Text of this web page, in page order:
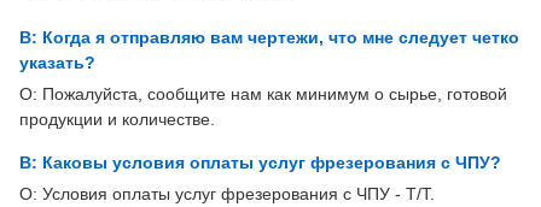
В: Когда я отправляю вам чертежи, что мне следует четко
указать?
О: Пожалуйста, сообщите нам как минимум о сырье, готовой
продукции и количестве.
В: Каковы условия оплаты услуг фрезерования с ЧПУ?
О: Условия оплаты услуг фрезерования с ЧПУ - T/T.